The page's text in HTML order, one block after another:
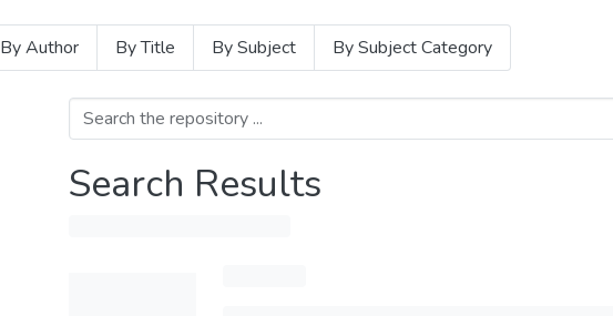
By Author By Title By Subject By Subject Category
Search Results